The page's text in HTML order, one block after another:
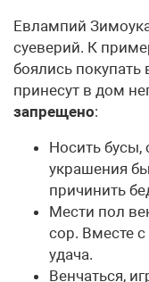
Евлампий
суеверий. К
боялись покупать
принесут в дом
запрещено:
Носить бусы,
украшения
причинить
Мести пол
сор. Вместе с
удача.
Венчаться,